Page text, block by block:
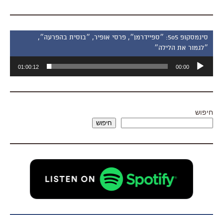
סינמסקופ 505: ״ספיידרמן״, פרסי אופיר, ״בוסית בהפרעה״,
״לגמור את הלילה״
אודיו
00:00
01:00:12
חיפוש
חיפוש